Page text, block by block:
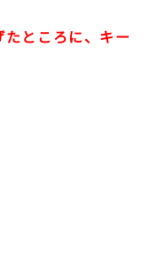
ところに、キー